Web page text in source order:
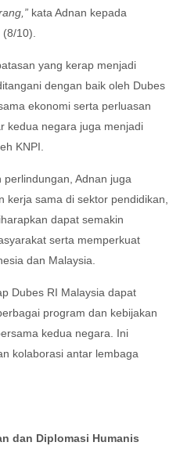
kata Adnan kepada
10).
yang kerap menjadi
dengan baik oleh Dubes
ekonomi serta perluasan
kedua negara juga menjadi
KNPI.
Adnan juga
kerja sama di sektor pendidikan,
dapat semakin
serta memperkuat
dan Malaysia.
Dubes RI Malaysia dapat
program dan kebijakan
kedua negara. Ini
kolaborasi antar lembaga
dan Diplomasi Humanis